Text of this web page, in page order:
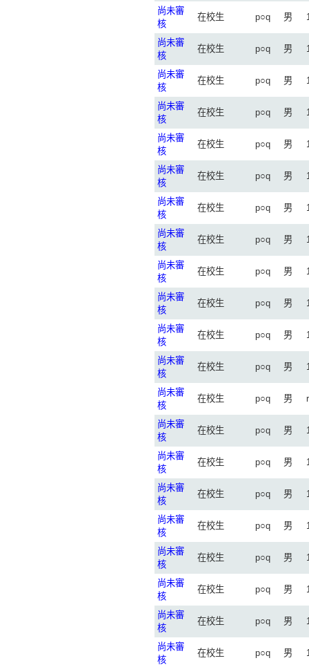
尚未審
核
在校生 p○q 男
尚未審
核
在校生 p○q 男
尚未審
核
在校生 p○q 男
尚未審
核
在校生 p○q 男
尚未審
核
在校生 p○q 男
尚未審
核
在校生 p○q 男
尚未審
核
在校生 p○q 男
尚未審
核
在校生 p○q 男
尚未審
核
在校生 p○q 男
尚未審
核
在校生 p○q 男
尚未審
核
在校生 p○q 男
尚未審
核
在校生 p○q 男
尚未審
核
在校生 p○q 男
尚未審
核
在校生 p○q 男
尚未審
核
在校生 p○q 男
尚未審
核
在校生 p○q 男
尚未審
核
在校生 p○q 男
尚未審
核
在校生 p○q 男
尚未審
核
在校生 p○q 男
尚未審
核
在校生 p○q 男
尚未審
核
在校生 p○q 男